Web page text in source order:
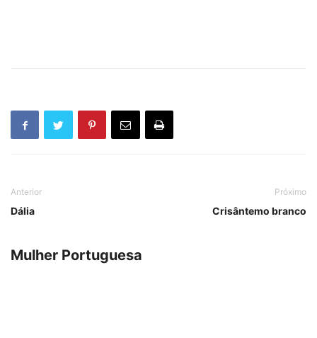
Anterior
Dália
Próximo
Crisântemo branco
Mulher Portuguesa